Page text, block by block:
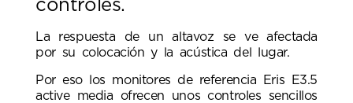
controles.
La respuesta de un altavoz se ve afectada
por su colocación y la acústica del lugar.
Por eso los monitores de referencia Eris E3.5
active media ofrecen unos controles sencillos